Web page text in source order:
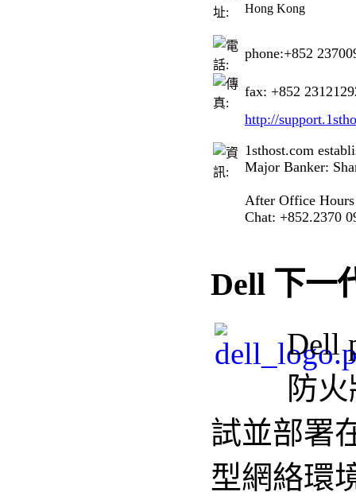
Hong Kong
phone:+852
fax: +852
http://
1sthost.com
Major Banker:
After Office
Chat: +852.2370
Dell 下一
Dell
防
試並部署
型網絡環